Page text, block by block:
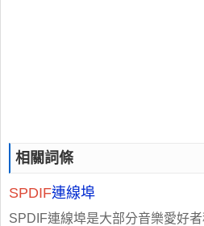
相關詞條
SPDIF連線埠
SPDIF連線埠是大部分音樂愛好